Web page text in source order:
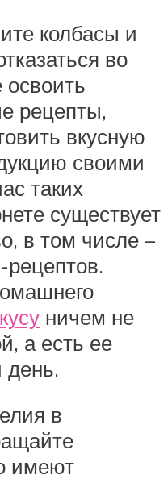
колбасы и
во
рецепты,
вкусную
своими
таких
существует
в том числе –
ничем не
а есть ее
в
имеют